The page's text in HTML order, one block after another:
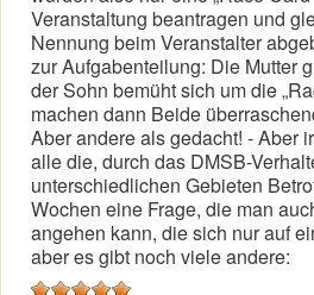
Veranstaltung beantragen und
Nennung beim Veranstalter
zur Aufgabenteilung: Die Mutter
der Sohn bemüht sich um die
machen dann Beide
Aber andere als gedacht! - Aber
alle die, durch das DMSB-
unterschiedlichen Gebieten
Wochen eine Frage, die man
angehen kann, die sich nur auf
aber es gibt noch viele andere: